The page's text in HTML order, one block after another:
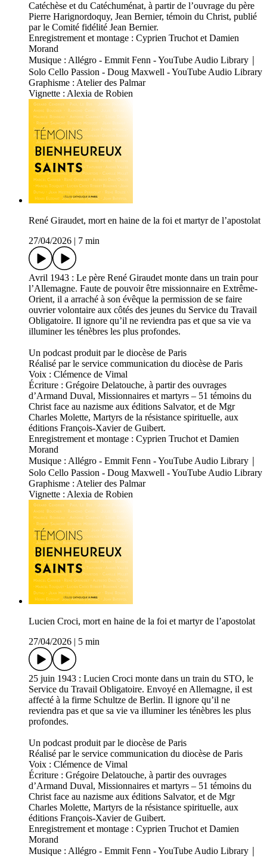
Catéchèse et du Catéchuménat, à partir de l’ouvrage du père
Pierre Harignordoquy, Jean Bernier, témoin du Christ, publié
par le Comité fidélité Jean Bernier.
Enregistrement et montage : Cyprien Truchot et Damien
Morand
Musique : Allégro - Emmit Fenn - YouTube Audio Library｜
Solo Cello Passion - Doug Maxwell - YouTube Audio Library
Graphisme : Atelier des Palmar
Vignette : Alexia de Robien
René Giraudet, mort en haine de la foi et martyr de l’apostolat
27/04/2026
7 min
Avril 1943 : Le père René Giraudet monte dans un train pour
l’Allemagne. Faute de pouvoir être missionnaire en Extrême-
Orient, il a arraché à son évêque la permission de se faire
ouvrier volontaire aux côtés des jeunes du Service du Travail
Obligatoire. Il ignore qu’il ne reviendra pas et que sa vie va
illuminer les ténèbres les plus profondes.
Un podcast produit par le diocèse de Paris
Réalisé par le service communication du diocèse de Paris
Voix : Clémence de Vimal
Écriture : Grégoire Delatouche, à partir des ouvrages
d’Armand Duval, Missionnaires et martyrs – 51 témoins du
Christ face au nazisme aux éditions Salvator, et de Mgr
Charles Molette, Martyrs de la résistance spirituelle, aux
éditions François-Xavier de Guibert.
Enregistrement et montage : Cyprien Truchot et Damien
Morand
Musique : Allégro - Emmit Fenn - YouTube Audio Library｜
Solo Cello Passion - Doug Maxwell - YouTube Audio Library
Graphisme : Atelier des Palmar
Vignette : Alexia de Robien
Lucien Croci, mort en haine de la foi et martyr de l’apostolat
27/04/2026
5 min
25 juin 1943 : Lucien Croci monte dans un train du STO, le
Service du Travail Obligatoire. Envoyé en Allemagne, il est
affecté à la firme Schultze de Berlin. Il ignore qu’il ne
reviendra pas et que sa vie va illuminer les ténèbres les plus
profondes.
Un podcast produit par le diocèse de Paris
Réalisé par le service communication du diocèse de Paris
Voix : Clémence de Vimal
Écriture : Grégoire Delatouche, à partir des ouvrages
d’Armand Duval, Missionnaires et martyrs – 51 témoins du
Christ face au nazisme aux éditions Salvator, et de Mgr
Charles Molette, Martyrs de la résistance spirituelle, aux
éditions François-Xavier de Guibert.
Enregistrement et montage : Cyprien Truchot et Damien
Morand
Musique : Allégro - Emmit Fenn - YouTube Audio Library｜